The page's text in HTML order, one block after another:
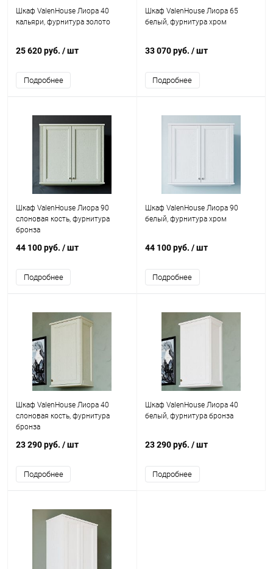
Шкаф ValenHouse Лиора 40
кальяри, фурнитура золото
25 620 руб. / шт
Подробнее
Шкаф ValenHouse Лиора 65
белый, фурнитура хром
33 070 руб. / шт
Подробнее
Шкаф ValenHouse Лиора 90
слоновая кость, фурнитура
бронза
44 100 руб. / шт
Подробнее
Шкаф ValenHouse Лиора 90
белый, фурнитура хром
44 100 руб. / шт
Подробнее
Шкаф ValenHouse Лиора 40
слоновая кость, фурнитура
бронза
23 290 руб. / шт
Подробнее
Шкаф ValenHouse Лиора 40
белый, фурнитура бронза
23 290 руб. / шт
Подробнее